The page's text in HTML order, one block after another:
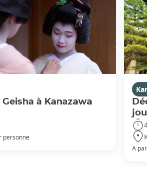
à Kanazawa
personne
A